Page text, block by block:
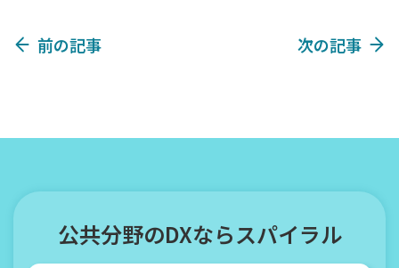
前の記事 次の記事
公共分野のDXならスパイラル